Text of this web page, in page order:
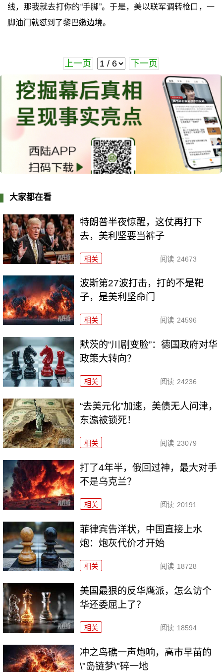
线，那我就去打你的“手脚”。于是，美以联军调转枪口，一
脚油门就怼到了黎巴嫩边境。
上一页 下一页
大家都在看
特朗普半夜惊醒，这仗再打下
去，美利坚要当裤子
相关 阅读 24673
波斯第27波打击，打的不是靶
子，是美利坚命门
相关 阅读 24596
默茨的“川剧变脸”：德国政府对华
政策大转向？
相关 阅读 24236
“去美元化”加速，美债无人问津，
东瀛被锁死！
相关 阅读 23079
打了4年半，俄回过神，最大对手
不是乌克兰？
相关 阅读 20191
菲律宾告洋状，中国直接上水
炮：炮灰代价才开始
相关 阅读 18728
美国最狠的反华鹰派，怎么访个
华还委屈上了？
相关 阅读 18594
冲之鸟礁一声炮响，高市早苗的
\"岛链梦\"碎一地